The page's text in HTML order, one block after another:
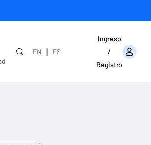
EN |
ES
Ingreso
/
Registro